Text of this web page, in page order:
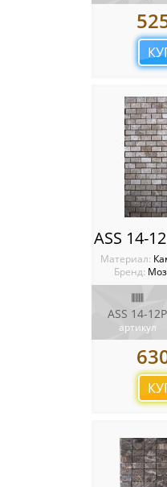
Материал:
Бренд:
ASS 14-12P
артикул